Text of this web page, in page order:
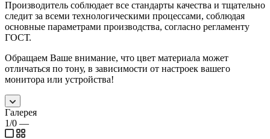
Производитель соблюдает все стандарты качества и тщательно
следит за всеми технологическими процессами, соблюдая
основные параметрами производства, согласно регламенту
ГОСТ.
Обращаем Ваше внимание, что цвет материала может
отличаться по тону, в зависимости от настроек вашего
монитора или устройства!
Галерея
1/0 —